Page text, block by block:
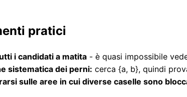
pratici
i candidati a matita - è quasi impossibile
sistematica dei perni: cerca {a, b}, quindi
sulle aree in cui diverse caselle sono